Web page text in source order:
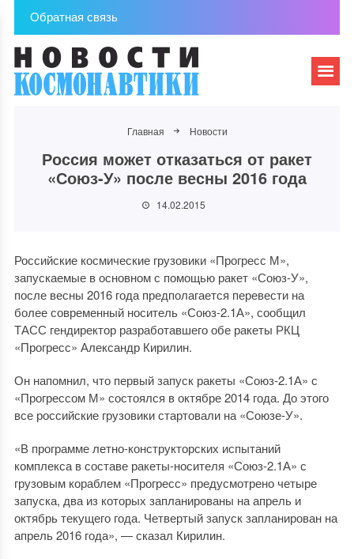
Обратная связь
Главная Новости
Россия может отказаться от ракет
«Союз-У» после весны 2016 года
14.02.2015
Российские космические грузовики «Прогресс М»,
запускаемые в основном с помощью ракет «Союз-У»,
после весны 2016 года предполагается перевести на
более современный носитель «Союз-2.1А», сообщил
ТАСС гендиректор разработавшего обе ракеты РКЦ
«Прогресс» Александр Кирилин.
Он напомнил, что первый запуск ракеты «Союз-2.1А» с
«Прогрессом М» состоялся в октябре 2014 года. До этого
все российские грузовики стартовали на «Союзе-У».
«В программе летно-конструкторских испытаний
комплекса в составе ракеты-носителя «Союз-2.1А» с
грузовым кораблем «Прогресс» предусмотрено четыре
запуска, два из которых запланированы на апрель и
октябрь текущего года. Четвертый запуск запланирован на
апрель 2016 года», — сказал Кирилин.